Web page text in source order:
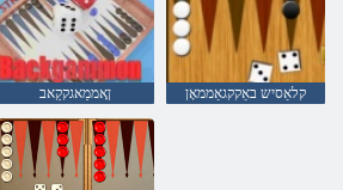
ןָאממַאגקקַאב קלאַסיש באַקקגאַממאָן